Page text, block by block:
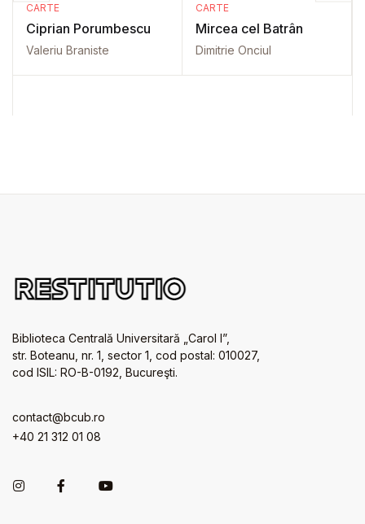
CARTE
Ciprian Porumbescu
Valeriu Braniste
CARTE
Mircea cel Batrân
Dimitrie Onciul
Biblioteca Centrală Universitară „Carol I”,
str. Boteanu, nr. 1, sector 1, cod postal: 010027,
cod ISIL: RO-B-0192, Bucureşti.
contact@bcub.ro
+40 21 312 01 08